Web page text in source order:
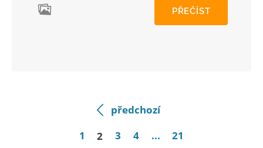
PŘEČÍST
předchozí
1
2 3 4 ... 21